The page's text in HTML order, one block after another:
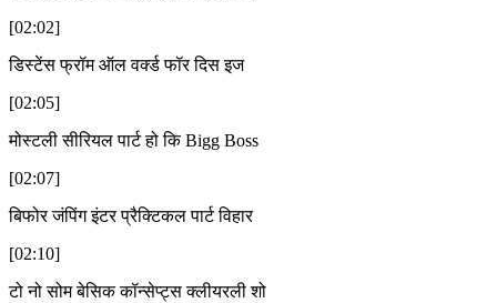
[02:02]
डिस्टेंस फ्रॉम ऑल वर्क्ड फॉर दिस इज
[02:05]
मोस्टली सीरियल पार्ट हो कि Bigg Boss
[02:07]
बिफोर जंपिंग इंटर प्रैक्टिकल पार्ट विहार
[02:10]
टो नो सोम बेसिक कॉन्सेप्ट्स क्लीयरली शो